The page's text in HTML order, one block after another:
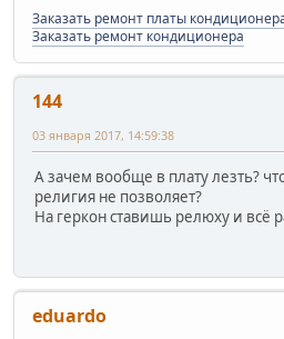
Заказать ремонт платы
Заказать ремонт кондиционера
144
03 января 2017, 14:59:38
А зачем вообще в плату лезть?
религия не позволяет?
На геркон ставишь релюху и всё
eduardo